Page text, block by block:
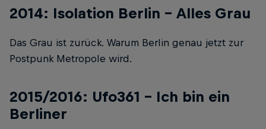
2014: Isolation Berlin - Alles Grau
Das Grau ist zurück. Warum Berlin genau jetzt zur
Postpunk Metropole wird.
2015/2016: Ufo361 – Ich bin ein
Berliner